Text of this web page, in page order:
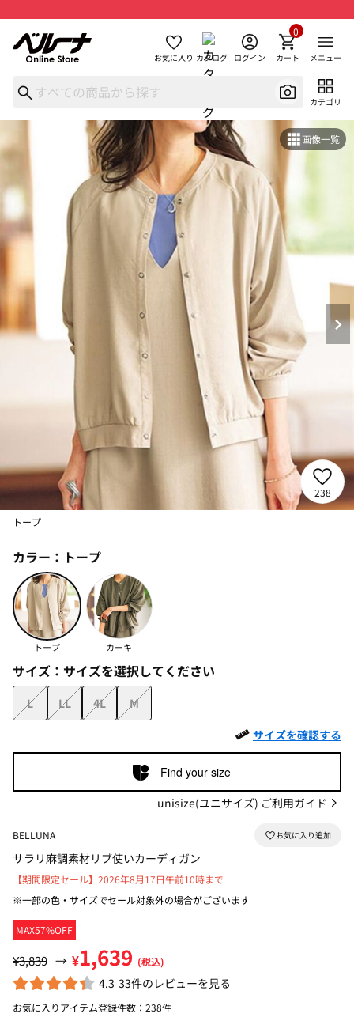
お気に入り カタログ ログイン カート
0
メニュー
カテゴリ
画像一覧
238
トープ
カラー： トープ
トープ カーキ
サイズ： サイズを選択してください
L LL 4L
M
サイズを確認する
Find your size
unisize(ユニサイズ) ご利用ガイド
BELLUNA
サラリ麻調素材リブ使いカーディガン
MAX57%OFF
【期間限定セール】2026年8月17日午前10時まで
※一部の色・サイズでセール対象外の場合がございます
¥3,839 → ¥1,639 (税込)
4.3 33件のレビューを見る
お気に入りアイテム登録件数： 238件